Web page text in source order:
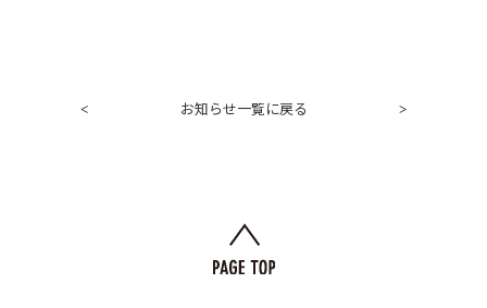
< お知らせ一覧に戻る >